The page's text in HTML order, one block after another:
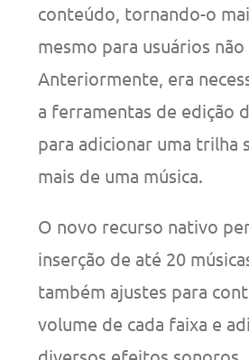
conteúdo, tornando-o
mesmo para usuários
Anteriormente, era
a ferramentas de edição
para adicionar uma trilha
mais de uma música.
O novo recurso nativo
inserção de até 20
também ajustes para
volume de cada faixa e